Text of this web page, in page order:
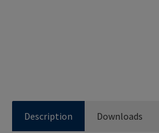
Description Downloads